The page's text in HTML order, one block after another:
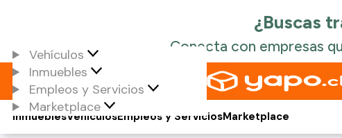
Vehículos
Inmuebles
Empleos y Servicios
Marketplace
Vehículos
Inmuebles Empleos y ServiciosMarketplace